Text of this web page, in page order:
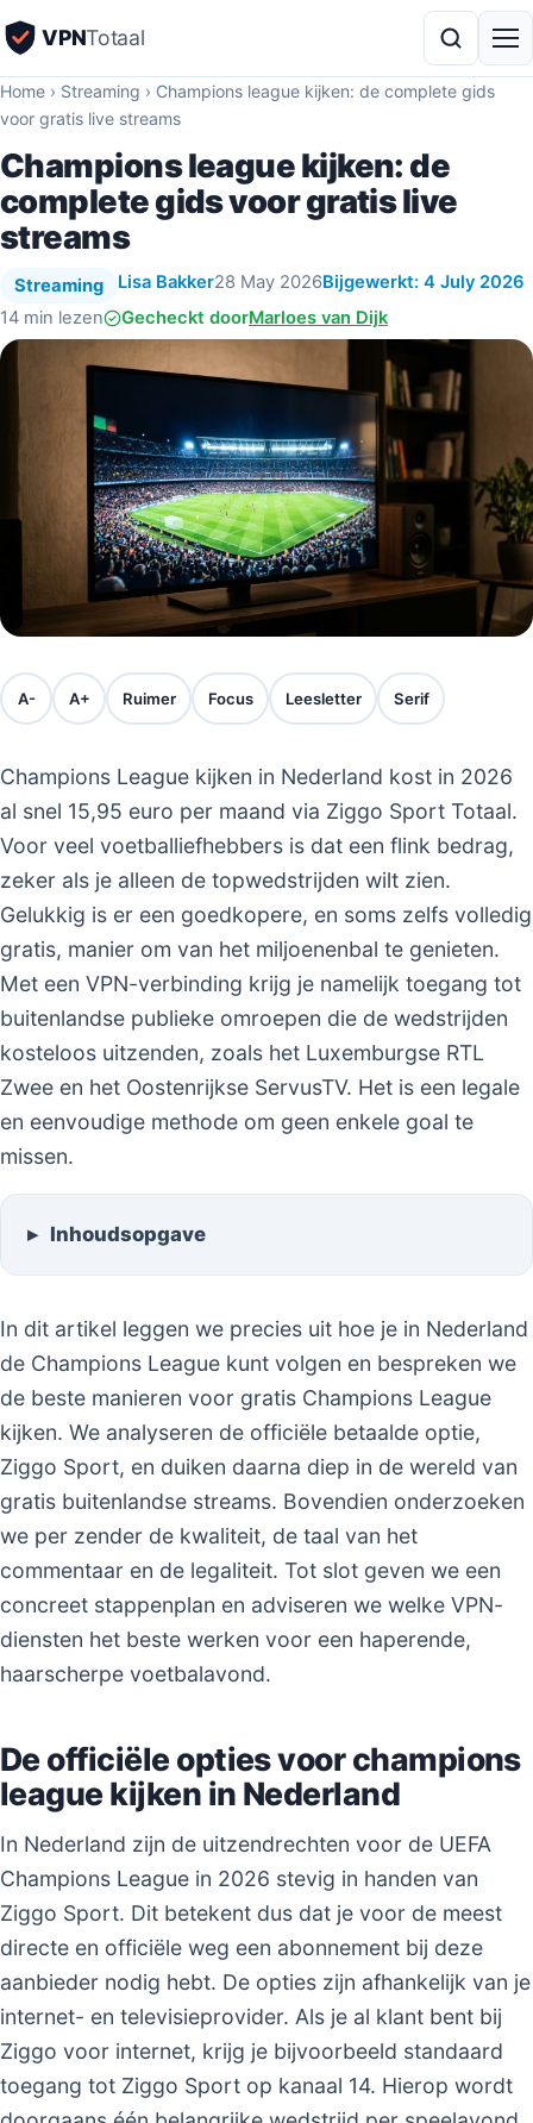
VPNTotaal
Home › Streaming › Champions league kijken: de complete gids
voor gratis live streams
Champions league kijken: de
complete gids voor gratis live
streams
Streaming Lisa Bakker28 May 2026Bijgewerkt: 4 July 2026
14 min lezen
Gecheckt doorMarloes van Dijk
A- A+ Ruimer Focus Leesletter Serif
Champions League kijken in Nederland kost in 2026
al snel 15,95 euro per maand via Ziggo Sport Totaal.
Voor veel voetballiefhebbers is dat een flink bedrag,
zeker als je alleen de topwedstrijden wilt zien.
Gelukkig is er een goedkopere, en soms zelfs volledig
gratis, manier om van het miljoenenbal te genieten.
Met een VPN-verbinding krijg je namelijk toegang tot
buitenlandse publieke omroepen die de wedstrijden
kosteloos uitzenden, zoals het Luxemburgse RTL
Zwee en het Oostenrijkse ServusTV. Het is een legale
en eenvoudige methode om geen enkele goal te
missen.
Inhoudsopgave
In dit artikel leggen we precies uit hoe je in Nederland
de Champions League kunt volgen en bespreken we
de beste manieren voor gratis Champions League
kijken. We analyseren de officiële betaalde optie,
Ziggo Sport, en duiken daarna diep in de wereld van
gratis buitenlandse streams. Bovendien onderzoeken
we per zender de kwaliteit, de taal van het
commentaar en de legaliteit. Tot slot geven we een
concreet stappenplan en adviseren we welke VPN-
diensten het beste werken voor een haperende,
haarscherpe voetbalavond.
De officiële opties voor champions
league kijken in Nederland
In Nederland zijn de uitzendrechten voor de UEFA
Champions League in 2026 stevig in handen van
Ziggo Sport. Dit betekent dus dat je voor de meest
directe en officiële weg een abonnement bij deze
aanbieder nodig hebt. De opties zijn afhankelijk van je
internet- en televisieprovider. Als je al klant bent bij
Ziggo voor internet, krijg je bijvoorbeeld standaard
toegang tot Ziggo Sport op kanaal 14. Hierop wordt